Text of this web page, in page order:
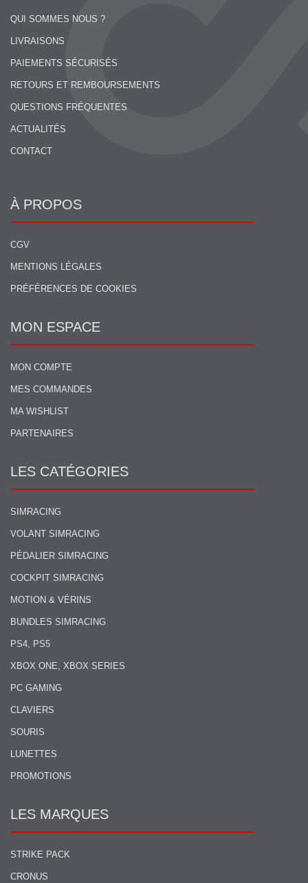
QUI SOMMES NOUS ?
LIVRAISONS
PAIEMENTS SÉCURISÉS
RETOURS ET REMBOURSEMENTS
QUESTIONS FRÉQUENTES
ACTUALITÉS
CONTACT
À PROPOS
CGV
MENTIONS LÉGALES
PRÉFÉRENCES DE COOKIES
MON ESPACE
MON COMPTE
MES COMMANDES
MA WISHLIST
PARTENAIRES
LES CATÉGORIES
SIMRACING
VOLANT SIMRACING
PÉDALIER SIMRACING
COCKPIT SIMRACING
MOTION & VÉRINS
BUNDLES SIMRACING
PS4, PS5
XBOX ONE, XBOX SERIES
PC GAMING
CLAVIERS
SOURIS
LUNETTES
PROMOTIONS
LES MARQUES
STRIKE PACK
CRONUS